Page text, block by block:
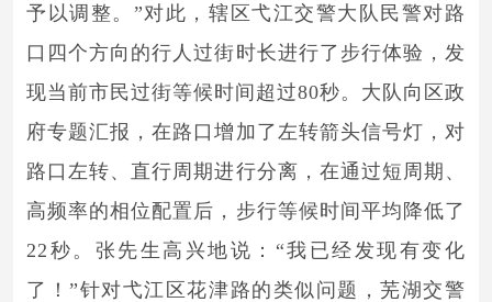
予以调整。”对此，辖区弋江交警大队民警对路
口四个方向的行人过街时长进行了步行体验，发
现当前市民过街等候时间超过80秒。大队向区政
府专题汇报，在路口增加了左转箭头信号灯，对
路口左转、直行周期进行分离，在通过短周期、
高频率的相位配置后，步行等候时间平均降低了
22秒。张先生高兴地说：“我已经发现有变化
了！”针对弋江区花津路的类似问题，芜湖交警